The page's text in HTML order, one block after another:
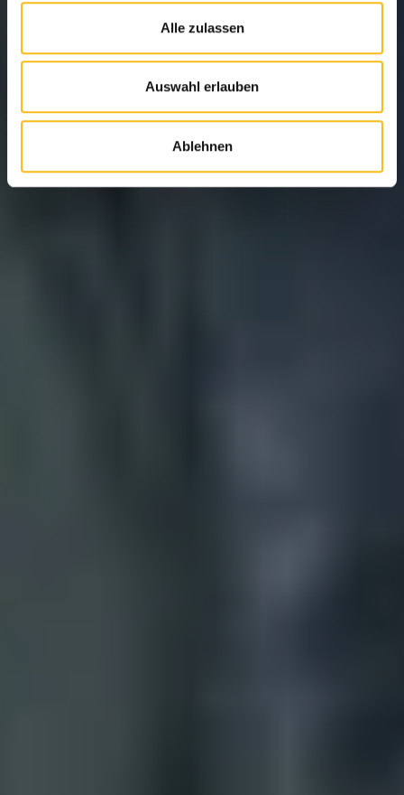
Alle zulassen
Auswahl erlauben
Ablehnen